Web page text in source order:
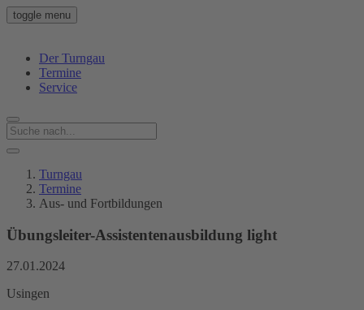
toggle menu
Der Turngau
Termine
Service
Turngau
Termine
Aus- und Fortbildungen
Übungsleiter-Assistentenausbildung light
27.01.2024
Usingen